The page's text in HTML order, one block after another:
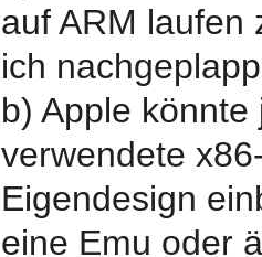
auf ARM laufen
ich
b) Apple
verwendete
Eigendesign
eine Emu oder